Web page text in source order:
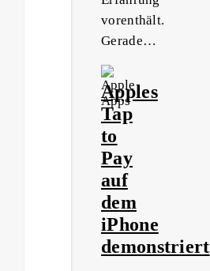
vorenthält.
Gerade…
Apples
Tap
to
Pay
auf
dem
iPhone
demonstriert